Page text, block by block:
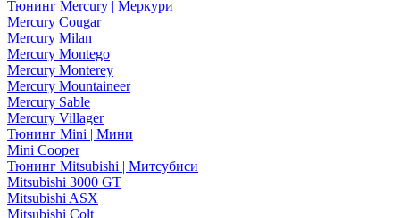
Тюнинг Mercury | Меркури
Mercury Cougar
Mercury Milan
Mercury Montego
Mercury Monterey
Mercury Mountaineer
Mercury Sable
Mercury Villager
Тюнинг Mini | Мини
Mini Cooper
Тюнинг Mitsubishi | Митсубиси
Mitsubishi 3000 GT
Mitsubishi ASX
Mitsubishi Colt